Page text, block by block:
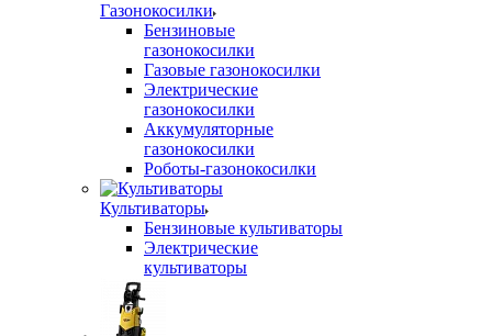
Газонокосилки
Бензиновые
газонокосилки
Газовые газонокосилки
Электрические
газонокосилки
Аккумуляторные
газонокосилки
Роботы-газонокосилки
Культиваторы
Бензиновые культиваторы
Электрические
культиваторы